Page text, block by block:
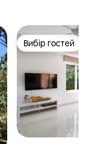
Вибір гостей
Вибір гостей